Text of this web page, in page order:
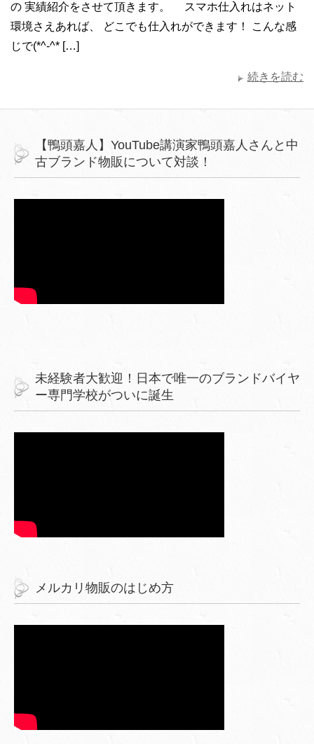
の 実績紹介をさせて頂きます。 スマホ仕入れはネット
環境さえあれば、 どこでも仕入れができます！ こんな感
じで(*^-^* […]
続きを読む
【鴨頭嘉人】YouTube講演家鴨頭嘉人さんと中
古ブランド物販について対談！
未経験者大歓迎！日本で唯一のブランドバイヤ
ー専門学校がついに誕生
メルカリ物販のはじめ方